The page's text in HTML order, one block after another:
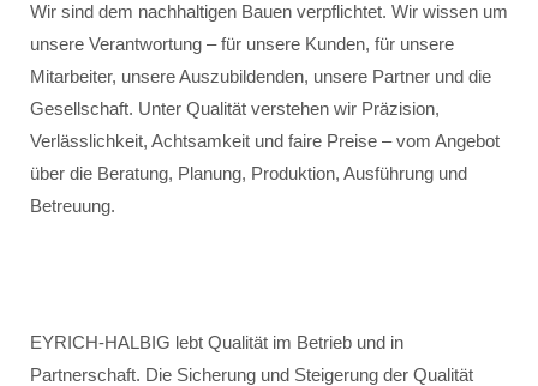
Wir sind dem nachhaltigen Bauen verpflichtet. Wir wissen um
unsere Verantwortung – für unsere Kunden, für unsere
Mitarbeiter, unsere Auszubildenden, unsere Partner und die
Gesellschaft. Unter Qualität verstehen wir Präzision,
Verlässlichkeit, Achtsamkeit und faire Preise – vom Angebot
über die Beratung, Planung, Produktion, Ausführung und
Betreuung.
EYRICH-HALBIG lebt Qualität im Betrieb und in
Partnerschaft. Die Sicherung und Steigerung der Qualität